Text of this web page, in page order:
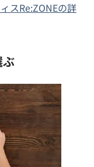
スRe:ZONEの詳